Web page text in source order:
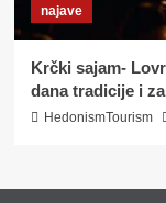
najave
Krčki sajam-
dana tradicije i
HedonismTourism